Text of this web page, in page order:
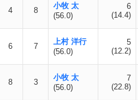
4 8
小牧 太
(56.0)
6
(14.4)
6 7
上村 洋行
(56.0)
5
(12.2)
8 3
小牧 太
(56.0)
7
(22.8)